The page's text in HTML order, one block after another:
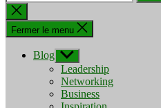
Fermer
la
recherche
Fermer le menu
Blog Afficher
le
sous-
menu
Leadership
Networking
Business